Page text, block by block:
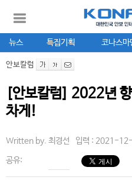
뉴스 특집기획 코나스마
안보칼럼
[안보칼럼] 2022년
차게!
Written by. 최경선 입력 : 2021-
공유: